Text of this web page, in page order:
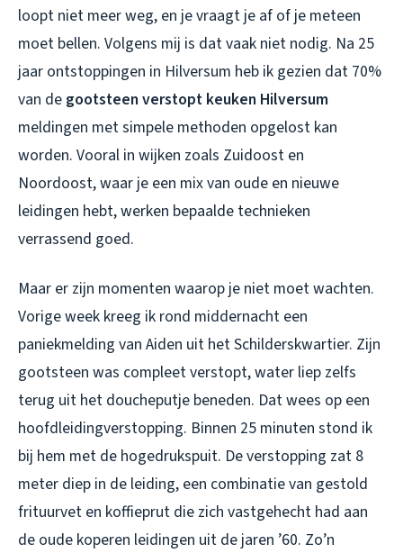
loopt niet meer weg, en je vraagt je af of je meteen
moet bellen. Volgens mij is dat vaak niet nodig. Na 25
jaar ontstoppingen in Hilversum heb ik gezien dat 70%
van de gootsteen verstopt keuken Hilversum
meldingen met simpele methoden opgelost kan
worden. Vooral in wijken zoals Zuidoost en
Noordoost, waar je een mix van oude en nieuwe
leidingen hebt, werken bepaalde technieken
verrassend goed.
Maar er zijn momenten waarop je niet moet wachten.
Vorige week kreeg ik rond middernacht een
paniekmelding van Aiden uit het Schilderskwartier. Zijn
gootsteen was compleet verstopt, water liep zelfs
terug uit het doucheputje beneden. Dat wees op een
hoofdleidingverstopping. Binnen 25 minuten stond ik
bij hem met de hogedrukspuit. De verstopping zat 8
meter diep in de leiding, een combinatie van gestold
frituurvet en koffieprut die zich vastgehecht had aan
de oude koperen leidingen uit de jaren ’60. Zo’n